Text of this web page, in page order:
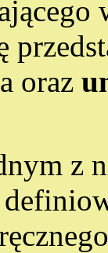
oraz
z